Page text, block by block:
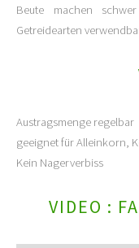
Beute machen
Getreidearten
Austragsmenge regelbar
geeignet für Alleinkorn,
Kein Nagerverbiss
VIDEO :